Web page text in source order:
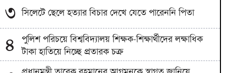
৩ সিলেটে ছেলে হত্যার বিচার দেখে যেতে পারেননি পিতা
৪
পুলিশ পরিচয়ে বিশ্ববিদ্যালয় শিক্ষক-শিক্ষার্থীদের লক্ষাধিক
টাকা হাতিয়ে নিচ্ছে প্রতারক চক্র